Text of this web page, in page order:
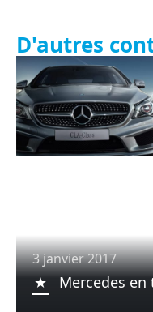
D'autres
3 janvier 2017
Mercedes en